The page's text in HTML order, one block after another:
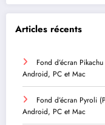
Articles récents
Fond d’écran
Android, PC et Mac
Fond d’écran Pyroli
Android, PC et Mac